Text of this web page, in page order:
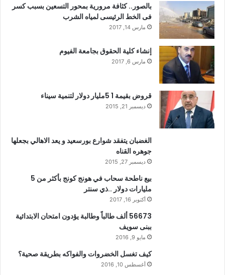
بالصور.. كثافة مرورية بمحور التسعين بسبب كسر
فى الخط الرئيسى لمياه الشرب
مارس 14, 2017
إنشاء كلية الحقوق بجامعة الفيوم
مارس 6, 2017
قروض بقيمة 1 5مليار دولار لتنمية سيناء
ديسمبر 21, 2015
الغضبان يتفقد شوارع بورسعيد و يعد الاهالي بجعلها
جوهره القناه
ديسمبر 27, 2015
بيع ناطحة سحاب في هونج كونج بأكثر من 5
مليارات دولار ..ذي سنتر
أكتوبر 16, 2017
56673 ألف طالباً وطالبة يؤدون امتحان الابتدائية
ببنى سويف
مايو 9, 2016
كيف تغسل الخضروات والفواكه بطريقة صحية؟
أغسطس 10, 2016